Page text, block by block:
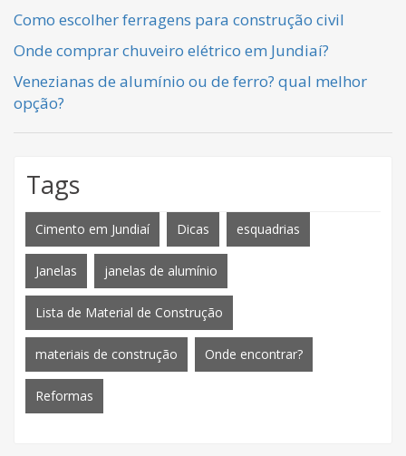
Como escolher ferragens para construção civil
Onde comprar chuveiro elétrico em Jundiaí?
Venezianas de alumínio ou de ferro? qual melhor
opção?
Tags
Cimento em Jundiaí Dicas esquadrias
Janelas janelas de alumínio
Lista de Material de Construção
materiais de construção Onde encontrar?
Reformas